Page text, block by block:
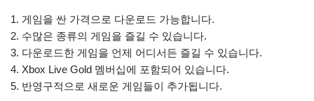
1. 게임을 싼 가격으로 다운로드 가능합니다.
2. 수많은 종류의 게임을 즐길 수 있습니다.
3. 다운로드한 게임을 언제 어디서든 즐길 수 있습니다.
4. Xbox Live Gold 멤버십에 포함되어 있습니다.
5. 반영구적으로 새로운 게임들이 추가됩니다.